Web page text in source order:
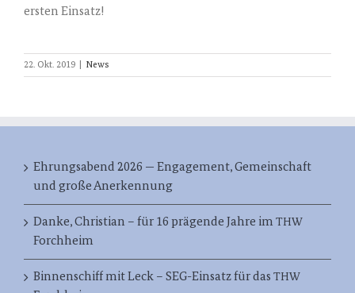
ers­ten Einsatz!
22. Okt. 2019 News
Ehrungsabend 2026 — Engagement, Gemeinschaft
und große Anerkennung
Danke, Christian – für 16 prägende Jahre im THW
Forchheim
Binnenschiff mit Leck – SEG-Einsatz für das THW